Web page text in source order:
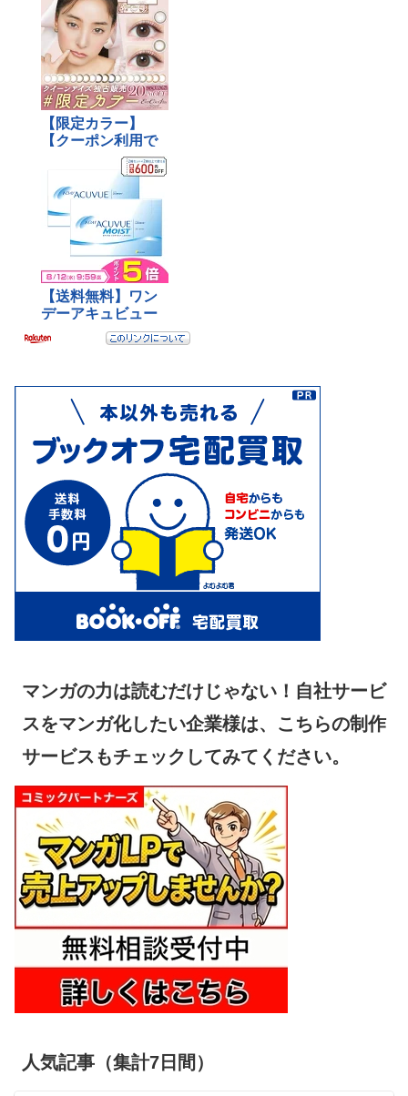
マンガの力は読むだけじゃない！自社サービ
スをマンガ化したい企業様は、こちらの制作
サービスもチェックしてみてください。
人気記事（集計7日間）